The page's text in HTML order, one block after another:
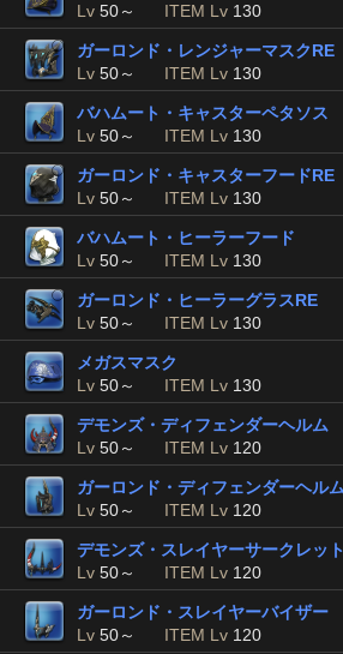
Lv 50～ ITEM Lv 130
ガーロンド・レンジャーマスクRE
Lv 50～ ITEM Lv 130
バハムート・キャスターペタソス
Lv 50～ ITEM Lv 130
ガーロンド・キャスターフードRE
Lv 50～ ITEM Lv 130
バハムート・ヒーラーフード
Lv 50～ ITEM Lv 130
ガーロンド・ヒーラーグラスRE
Lv 50～ ITEM Lv 130
メガスマスク
Lv 50～ ITEM Lv 130
デモンズ・ディフェンダーヘルム
Lv 50～ ITEM Lv 120
ガーロンド・ディフェンダーヘルム
Lv 50～ ITEM Lv 120
デモンズ・スレイヤーサークレット
Lv 50～ ITEM Lv 120
ガーロンド・スレイヤーバイザー
Lv 50～ ITEM Lv 120